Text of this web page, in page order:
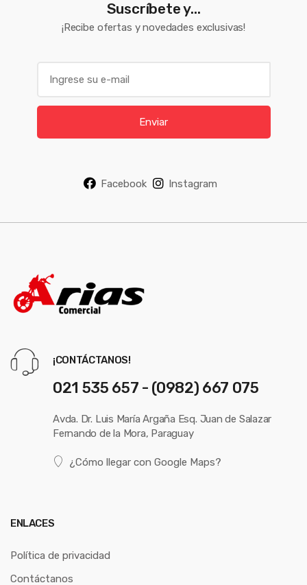
Suscríbete y...
¡Recibe ofertas y novedades exclusivas!
l
Enviar
Facebook Instagram
¡CONTÁCTANOS!
021 535 657 - (0982) 667 075
Avda. Dr. Luis María Argaña Esq. Juan de Salazar
Fernando de la Mora, Paraguay
¿Cómo llegar con Google Maps?
ENLACES
Política de privacidad
Contáctanos